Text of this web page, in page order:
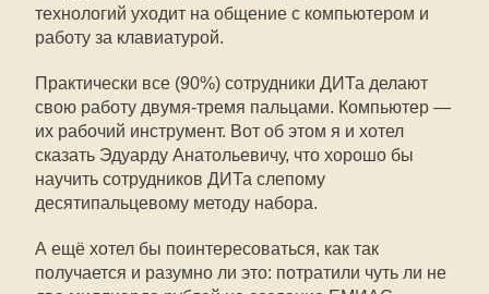
технологий уходит на общение с компьютером и
работу за клавиатурой.
Практически все (90%) сотрудники ДИТа делают
свою работу двумя-тремя пальцами. Компьютер —
их рабочий инструмент. Вот об этом я и хотел
сказать Эдуарду Анатольевичу, что хорошо бы
научить сотрудников ДИТа слепому
десятипальцевому методу набора.
А ещё хотел бы поинтересоваться, как так
получается и разумно ли это: потратили чуть ли не